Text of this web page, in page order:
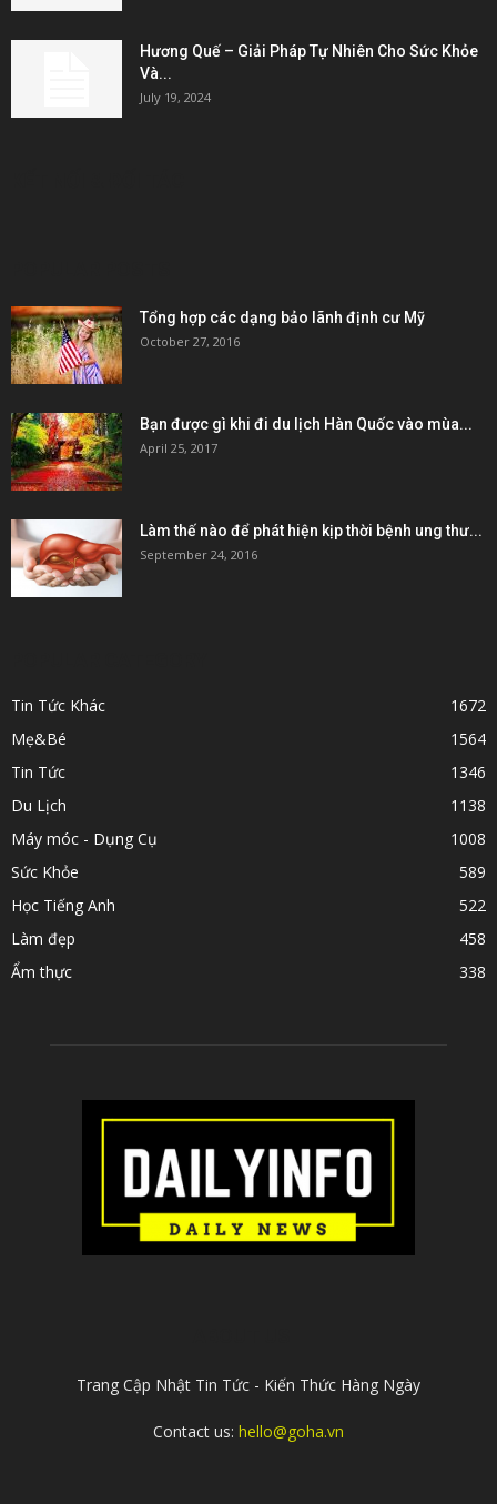
Hương Quế – Giải Pháp Tự Nhiên Cho Sức Khỏe
Và...
July 19, 2024
Tổng hợp các dạng bảo lãnh định cư Mỹ
October 27, 2016
Bạn được gì khi đi du lịch Hàn Quốc vào mùa...
April 25, 2017
Làm thế nào để phát hiện kịp thời bệnh ung thư...
September 24, 2016
Tin Tức Khác
1672
Mẹ&Bé
1564
Tin Tức
1346
Du Lịch
1138
Máy móc - Dụng Cụ
1008
Sức Khỏe
589
Học Tiếng Anh
522
Làm đẹp
458
Ẩm thực
338
Trang Cập Nhật Tin Tức - Kiến Thức Hàng Ngày
Contact us: hello@goha.vn